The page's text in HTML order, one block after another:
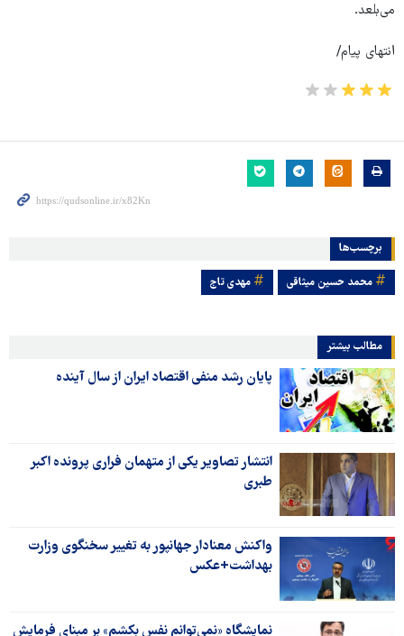
می‌بلعد.
انتهای پیام/
برچسب‌ها
محمد حسین میثاقی مهدی تاج
مطالب بیشتر
پایان رشد منفی اقتصاد ایران از سال آینده
انتشار تصاویر یکی از متهمان فراری پرونده اکبر
طبری
واکنش معنادار جهانپور به تغییر سخنگوی وزارت
بهداشت+عکس
نمایشگاه «نمی‌توانم نفس بکشم» بر مبنای فرمایش